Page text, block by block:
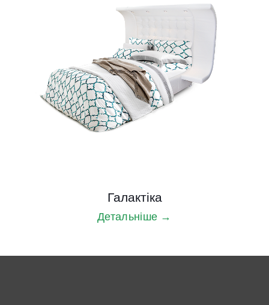
Галактiка
Детальніше →